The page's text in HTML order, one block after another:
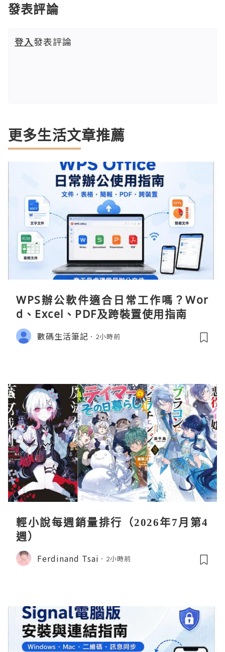
發表評論
登入發表評論
更多生活文章推薦
WPS辦公軟件適合日常工作嗎？Wor
d、Excel、PDF及跨裝置使用指南
數碼生活筆記 2小時前
輕小說每週銷量排行（2026年7月第4
週）
Ferdinand Tsai 2小時前